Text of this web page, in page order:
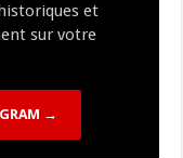
et
sur votre
→